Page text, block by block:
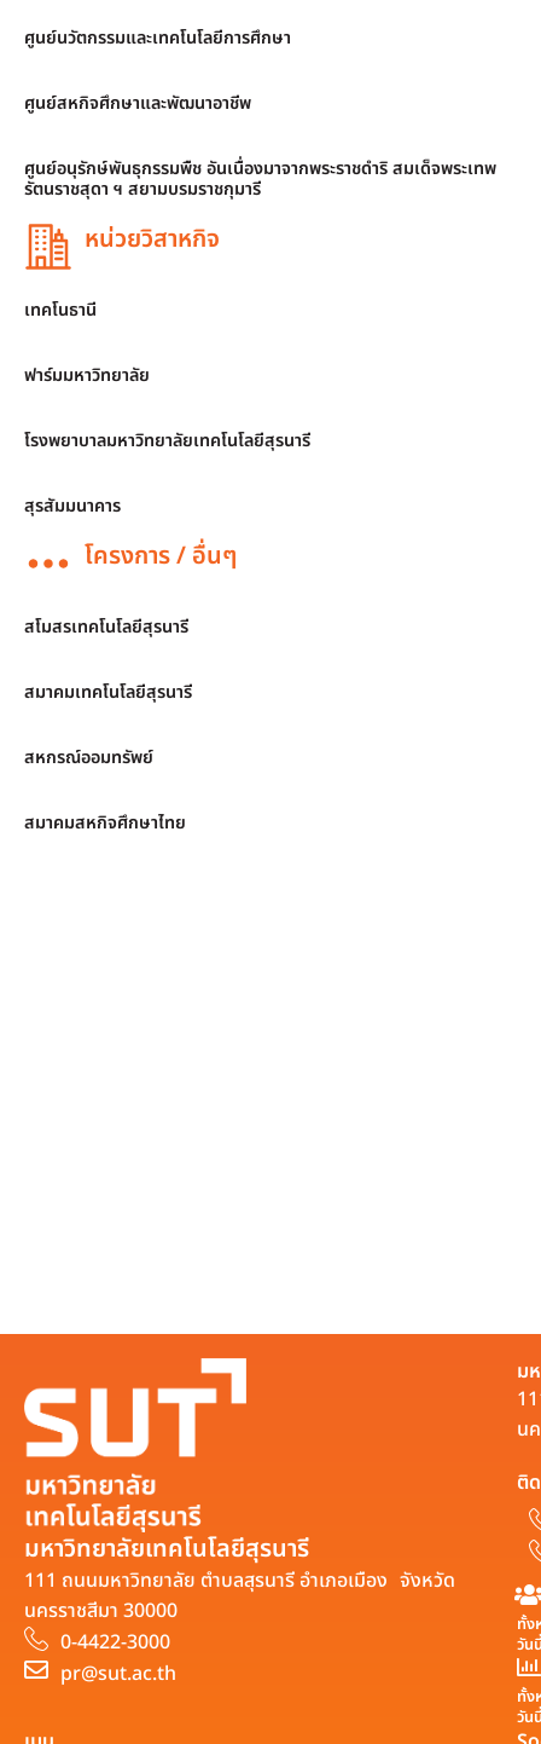
ศูนย์นวัตกรรมและเทคโนโลยีการศึกษา
ศูนย์สหกิจศึกษาและพัฒนาอาชีพ
ศูนย์อนุรักษ์พันธุกรรมพืช อันเนื่องมาจากพระราชดำริ สมเด็จพระเทพ
รัตนราชสุดา ฯ สยามบรมราชกุมารี
หน่วยวิสาหกิจ
เทคโนธานี
ฟาร์มมหาวิทยาลัย
โรงพยาบาลมหาวิทยาลัยเทคโนโลยีสุรนารี
สุรสัมมนาคาร
โครงการ / อื่นๆ
สโมสรเทคโนโลยีสุรนารี
สมาคมเทคโนโลยีสุรนารี
สหกรณ์ออมทรัพย์
สมาคมสหกิจศึกษาไทย
มหาวิทยาลัยเทคโนโลยีสุรนารี
111 ถนนมหาวิทยาลัย ตำบลสุรนารี อำเภอเมือง จังหวัด
นครราชสีมา 30000
0-4422-3000
pr@sut.ac.th
ม
น
ติ
ทั้ง
วัน
ทั้ง
วัน